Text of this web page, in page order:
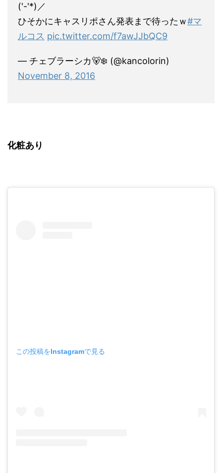
('-'*)／
ひそかにキャスリポさん発表まで待ったｗ#マ
ルコス pic.twitter.com/f7awJJbQC9
— チェブラーシカ🐻‍❄️ (@kancolorin)
November 8, 2016
化粧あり
この投稿をInstagramで見る